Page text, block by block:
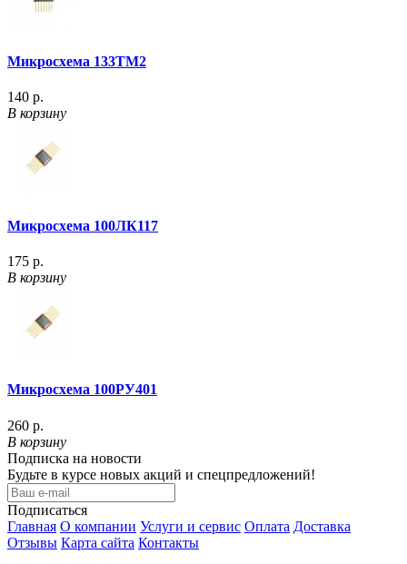
Микросхема 133ТМ2
140 р.
В корзину
Микросхема 100ЛК117
175 р.
В корзину
Микросхема 100РУ401
260 р.
В корзину
Подписка на новости
Будьте в курсе новых акций и спецпредложений!
Подписаться
Главная О компании Услуги и сервис Оплата Доставка
Отзывы Карта сайта Контакты